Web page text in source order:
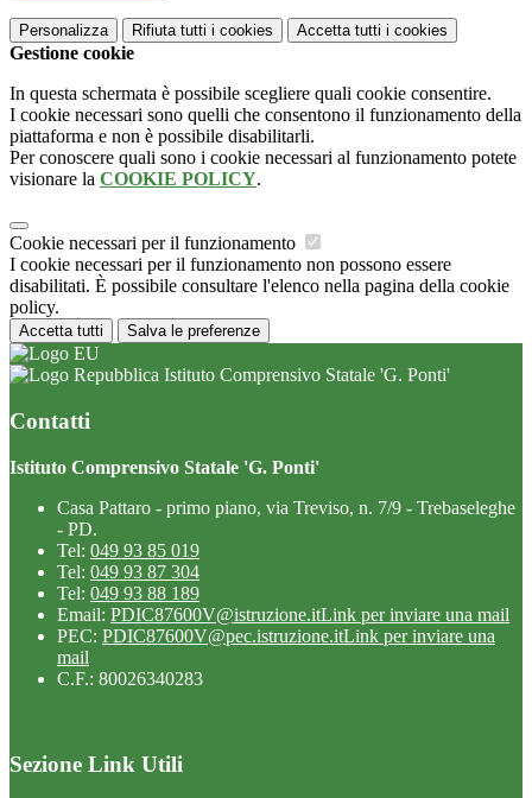
Personalizza Rifiuta tutti i cookies Accetta tutti i cookies
Gestione cookie
In questa schermata è possibile scegliere quali cookie consentire.
I cookie necessari sono quelli che consentono il funzionamento della
piattaforma e non è possibile disabilitarli.
Per conoscere quali sono i cookie necessari al funzionamento potete
visionare la COOKIE POLICY.
Cookie necessari per il funzionamento
I cookie necessari per il funzionamento non possono essere
disabilitati. È possibile consultare l'elenco nella pagina della cookie
policy.
Accetta tutti Salva le preferenze
Istituto Comprensivo Statale 'G. Ponti'
Contatti
Istituto Comprensivo Statale 'G. Ponti'
Casa Pattaro - primo piano, via Treviso, n. 7/9 - Trebaseleghe
- PD.
Tel: 049 93 85 019
Tel: 049 93 87 304
Tel: 049 93 88 189
Email: PDIC87600V@istruzione.itLink per inviare una mail
PEC: PDIC87600V@pec.istruzione.itLink per inviare una
mail
C.F.: 80026340283
Sezione Link Utili